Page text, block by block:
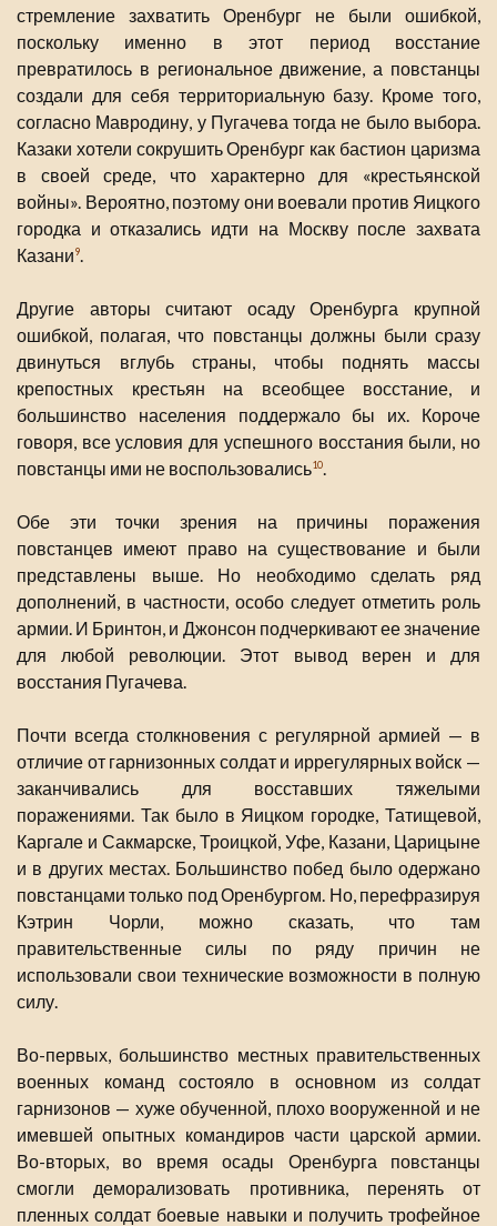
стремление захватить Оренбург не были ошибкой,
поскольку именно в этот период восстание
превратилось в региональное движение, а повстанцы
создали для себя территориальную базу. Кроме того,
согласно Мавродину, у Пугачева тогда не было выбора.
Казаки хотели сокрушить Оренбург как бастион царизма
в своей среде, что характерно для «крестьянской
войны». Вероятно, поэтому они воевали против Яицкого
городка и отказались идти на Москву после захвата
Казани9
Другие авторы считают осаду Оренбурга крупной
ошибкой, полагая, что повстанцы должны были сразу
двинуться вглубь страны, чтобы поднять массы
крепостных крестьян на всеобщее восстание, и
большинство населения поддержало бы их. Короче
говоря, все условия для успешного восстания были, но
повстанцы ими не воспользовались10
Обе эти точки зрения на причины поражения
повстанцев имеют право на существование и были
представлены выше. Но необходимо сделать ряд
дополнений, в частности, особо следует отметить роль
армии. И Бринтон, и Джонсон подчеркивают ее значение
для любой революции. Этот вывод верен и для
восстания Пугачева.
Почти всегда столкновения с регулярной армией — в
отличие от гарнизонных солдат и иррегулярных войск —
заканчивались для восставших тяжелыми
поражениями. Так было в Яицком городке, Татищевой,
Каргале и Сакмарске, Троицкой, Уфе, Казани, Царицыне
и в других местах. Большинство побед было одержано
повстанцами только под Оренбургом. Но, перефразируя
Кэтрин Чорли, можно сказать, что там
правительственные силы по ряду причин не
использовали свои технические возможности в полную
силу.
Во-первых, большинство местных правительственных
военных команд состояло в основном из солдат
гарнизонов — хуже обученной, плохо вооруженной и не
имевшей опытных командиров части царской армии.
Во-вторых, во время осады Оренбурга повстанцы
смогли деморализовать противника, перенять от
пленных солдат боевые навыки и получить трофейное